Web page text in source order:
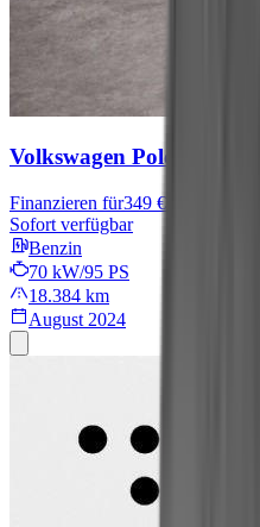
Volkswagen Polo
Finanzieren für349 € mtl.
Sofort verfügbar
Benzin
70 kW/95 PS
18.384 km
August 2024